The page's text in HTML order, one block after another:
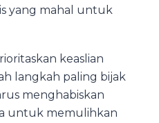
yang mahal untuk
keaslian
langkah paling bijak
menghabiskan
untuk memulihkan